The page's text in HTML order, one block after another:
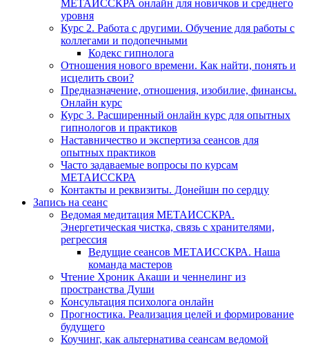
МЕТАИССКРА онлайн для новичков и среднего
уровня
Курс 2. Работа с другими. Обучение для работы с
коллегами и подопечными
Кодекс гипнолога
Отношения нового времени. Как найти, понять и
исцелить свои?
Предназначение, отношения, изобилие, финансы.
Онлайн курс
Курс 3. Расширенный онлайн курс для опытных
гипнологов и практиков
Наставничество и экспертиза сеансов для
опытных практиков
Часто задаваемые вопросы по курсам
МЕТАИССКРА
Контакты и реквизиты. Донейшн по сердцу
Запись на сеанс
Ведомая медитация МЕТАИССКРА.
Энергетическая чистка, связь с хранителями,
регрессия
Ведущие сеансов МЕТАИССКРА. Наша
команда мастеров
Чтение Хроник Акаши и ченнелинг из
пространства Души
Консультация психолога онлайн
Прогностика. Реализация целей и формирование
будущего
Коучинг, как альтернатива сеансам ведомой